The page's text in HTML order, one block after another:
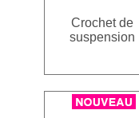
Crochet de
suspension